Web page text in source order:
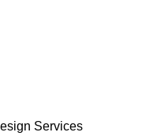
Services